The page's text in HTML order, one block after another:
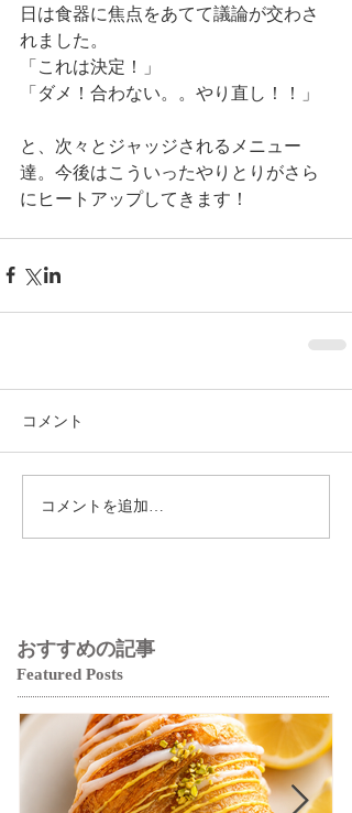
日は食器に焦点をあてて議論が交わさ
れました。
「これは決定！」
「ダメ！合わない。。やり直し！！」
と、次々とジャッジされるメニュー
達。今後はこういったやりとりがさら
にヒートアップしてきます！
コメント
コメントを追加…
おすすめの記事
Featured Posts